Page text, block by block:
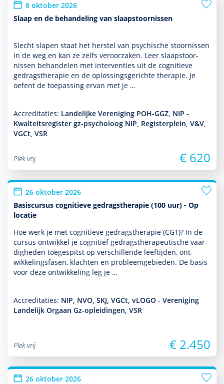
8 oktober 2026
Slaap en de behandeling van slaapstoornissen
Slecht slapen staat het herstel van psychische stoor­nissen
in de weg en kan ze zelfs veroorzaken. Leer slaapstoor­
nissen behan­delen met inter­venties uit de cogni­tieve
gedrags­thera­pie en de oplos­sings­gerichte thera­pie. Je
oefent de toe­pas­sing ervan met je …
Accreditaties: Landelijke Vereniging POH-GGZ, NIP -
Kwalteitsregister gz-psycholoog NIP, Registerplein, V&V,
VGCt, VSR
Plek vrij € 620
26 oktober 2026
Basiscursus cognitieve gedragstherapie (100 uur) - Op
locatie
Hoe werk je met cogni­tieve gedrags­thera­pie (CGT)? In de
cursus ontwik­kel je cognitief gedrags­thera­peu­tische vaar­
dig­heden toegespitst op ver­schil­lende leeftijden, ont­
wikke­lingsfasen, klachten en probleemgebieden. De basis
voor deze ont­wikke­ling leg je …
Accreditaties: NIP, NVO, SKJ, VGCt, vLOGO - Vereniging
Landelijk Orgaan Gz-opleidingen, VSR
Plek vrij € 2.450
26 oktober 2026